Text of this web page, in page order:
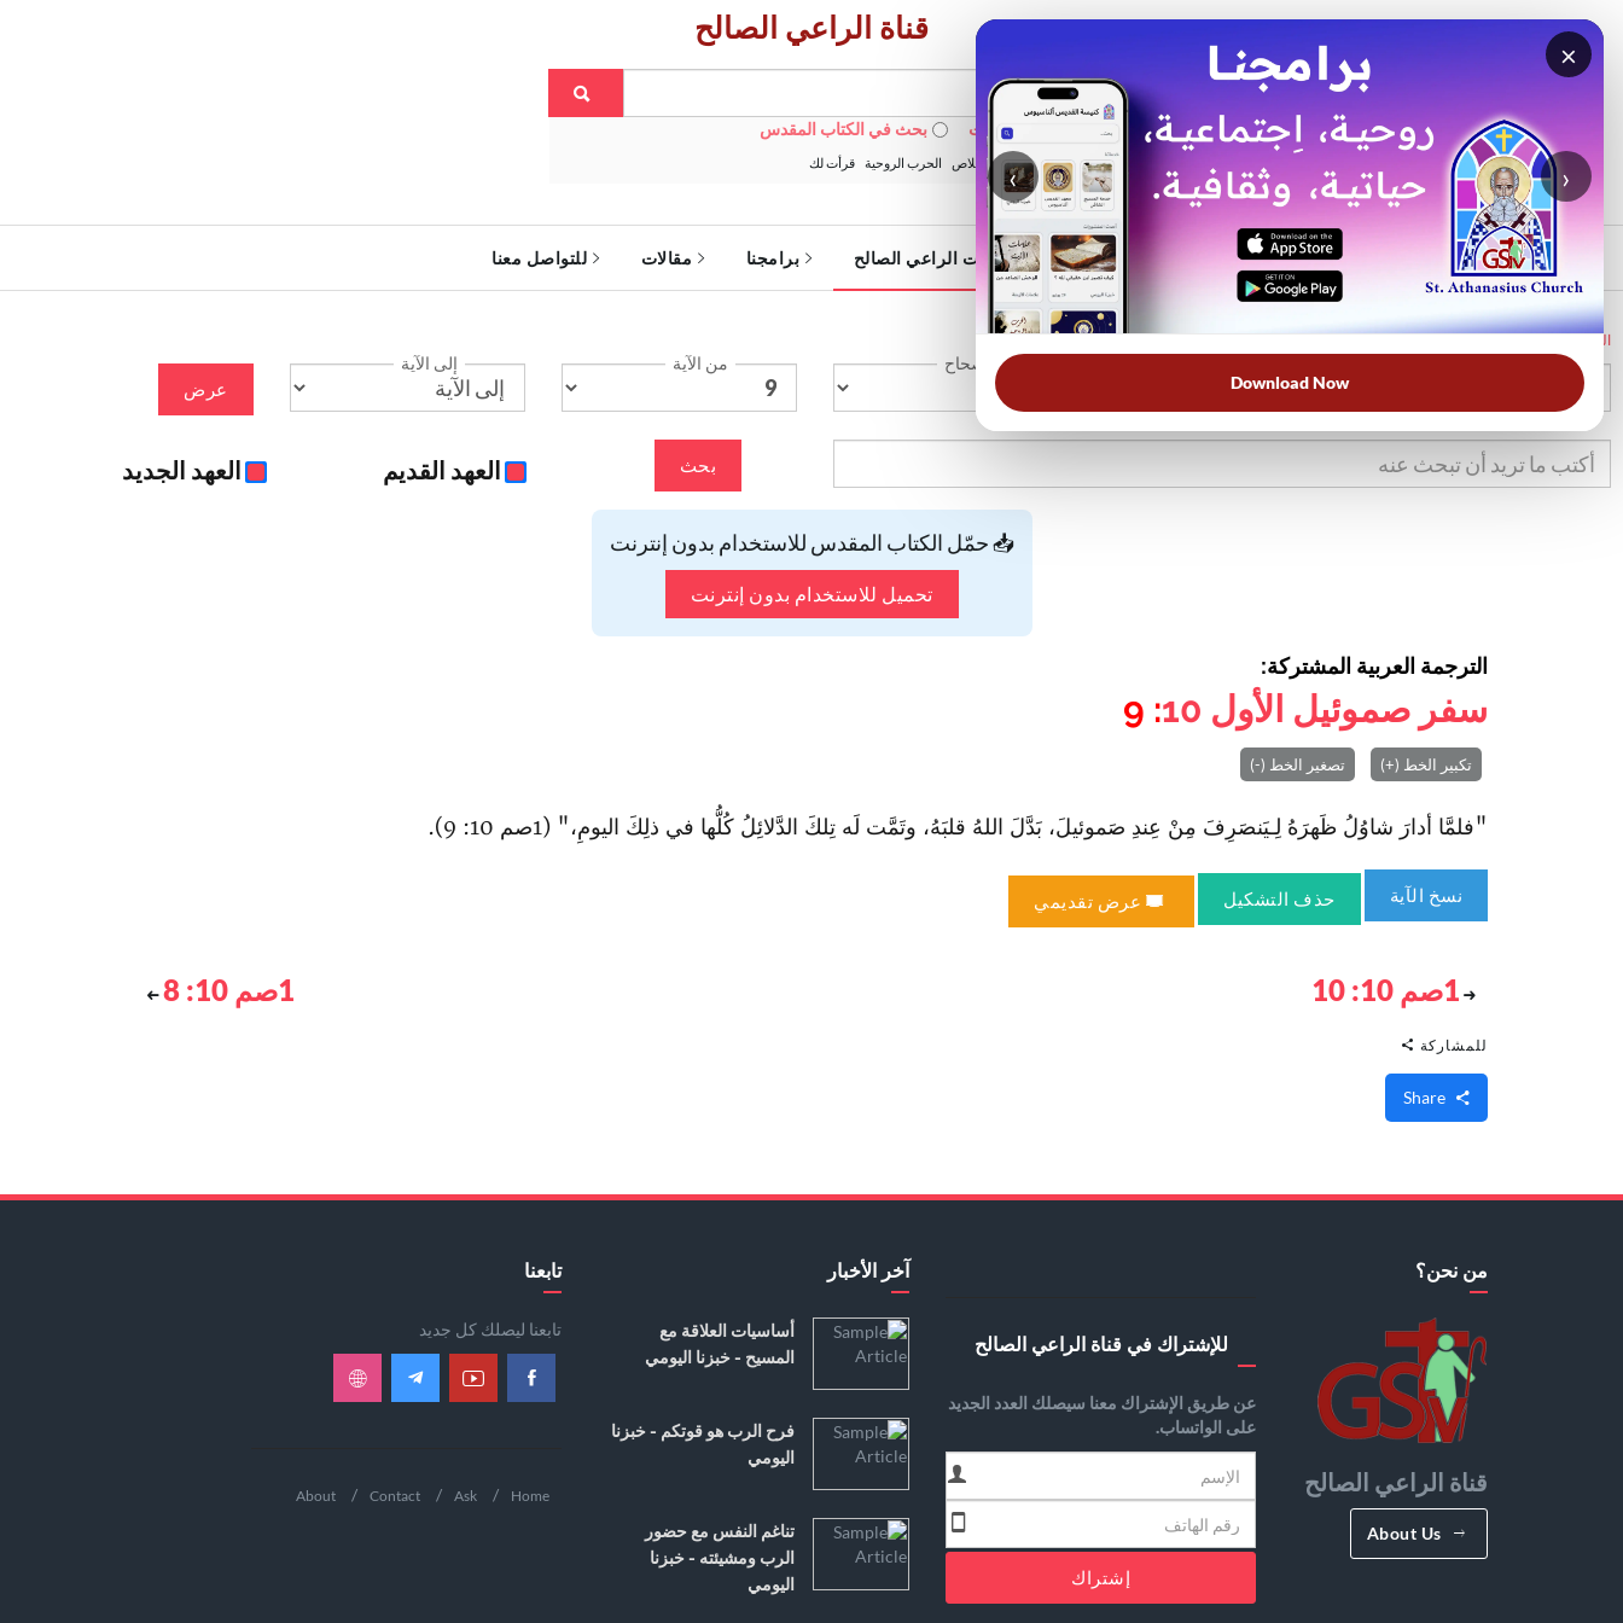
×
‹ ›
Download Now
قناة الراعي الصالح
بحث في الويبسايت بحث في الكتاب المقدس
الأكثر بحثًا: خبزنا اليومي الخلاص الحرب الروحية قرأت لك
الرئيسية خدمات الراعي الصالح برامجنا مقالات للتواصل معنا
الرئيسية
الإصحاح من الآية إلى الآية
عرض
بحث العهد القديم العهد الجديد
📥 حمّل الكتاب المقدس للاستخدام بدون إنترنت
تحميل للاستخدام بدون إنترنت
الترجمة العربية المشتركة:
سفر صموئيل الأول 10
: 9
تكبير الخط (+) تصغير الخط (-)
"فلمَّا أدارَ شاوُلُ ظَهرَهُ لِـيَنصَرِفَ مِنْ عِندِ صَموئيلَ، بَدَّلَ اللهُ قلبَهُ، وتَمَّت لَه تِلكَ الدَّلائِلُ كُلُّها في ذلِكَ اليومِ،" (1صم 10: 9).
نسخ الآية حذف التشكيل عرض تقديمي
1صم 10: 10 1صم 10: 8
للمشاركة
من نحن؟
قناة الراعي الصالح
About Us
للإشتراك في قناة الراعي الصالح
عن طريق الإشتراك معنا سيصلك العدد الجديد
على الواتساب.
إشتراك
آخر الأخبار
أساسيات العلاقة مع
المسيح - خبزنا اليومي
فرح الرب هو قوتكم - خبزنا
اليومي
تناغم النفس مع حضور
الرب ومشيئته - خبزنا
اليومي
تابعنا
تابعنا ليصلك كل جديد
Home
Ask
Contact
About